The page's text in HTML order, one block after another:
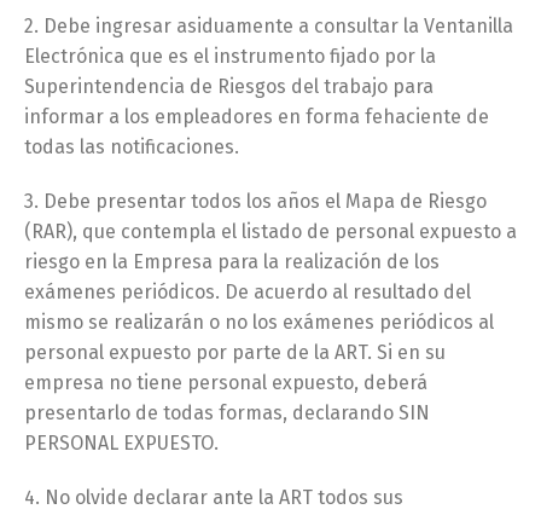
2. Debe ingresar asiduamente a consultar la Ventanilla
Electrónica que es el instrumento fijado por la
Superintendencia de Riesgos del trabajo para
informar a los empleadores en forma fehaciente de
todas las notificaciones.
3. Debe presentar todos los años el Mapa de Riesgo
(RAR), que contempla el listado de personal expuesto a
riesgo en la Empresa para la realización de los
exámenes periódicos. De acuerdo al resultado del
mismo se realizarán o no los exámenes periódicos al
personal expuesto por parte de la ART. Si en su
empresa no tiene personal expuesto, deberá
presentarlo de todas formas, declarando SIN
PERSONAL EXPUESTO.
4. No olvide declarar ante la ART todos sus